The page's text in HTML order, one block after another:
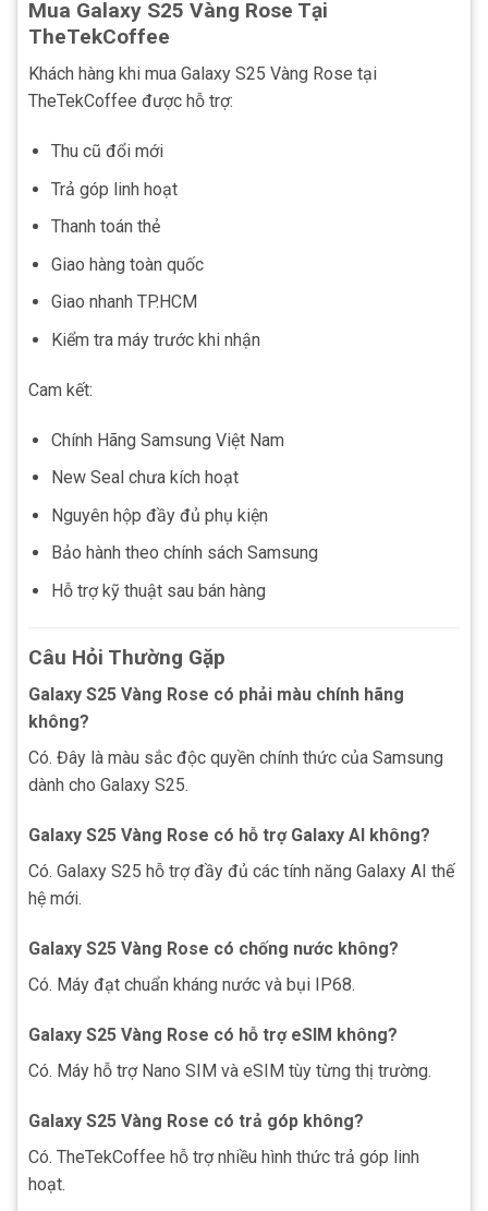
Mua Galaxy S25 Vàng Rose Tại
TheTekCoffee
Khách hàng khi mua Galaxy S25 Vàng Rose tại
TheTekCoffee được hỗ trợ:
Thu cũ đổi mới
Trả góp linh hoạt
Thanh toán thẻ
Giao hàng toàn quốc
Giao nhanh TP.HCM
Kiểm tra máy trước khi nhận
Cam kết:
Chính Hãng Samsung Việt Nam
New Seal chưa kích hoạt
Nguyên hộp đầy đủ phụ kiện
Bảo hành theo chính sách Samsung
Hỗ trợ kỹ thuật sau bán hàng
Câu Hỏi Thường Gặp
Galaxy S25 Vàng Rose có phải màu chính hãng
không?
Có. Đây là màu sắc độc quyền chính thức của Samsung
dành cho Galaxy S25.
Galaxy S25 Vàng Rose có hỗ trợ Galaxy AI không?
Có. Galaxy S25 hỗ trợ đầy đủ các tính năng Galaxy AI thế
hệ mới.
Galaxy S25 Vàng Rose có chống nước không?
Có. Máy đạt chuẩn kháng nước và bụi IP68.
Galaxy S25 Vàng Rose có hỗ trợ eSIM không?
Có. Máy hỗ trợ Nano SIM và eSIM tùy từng thị trường.
Galaxy S25 Vàng Rose có trả góp không?
Có. TheTekCoffee hỗ trợ nhiều hình thức trả góp linh
hoạt.